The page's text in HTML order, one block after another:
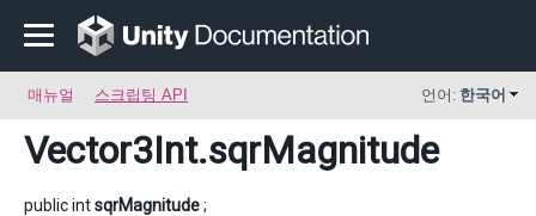
매뉴얼 스크립팅 API 언어: 한국어
Vector3Int.sqrMagnitude
public intsqrMagnitude;